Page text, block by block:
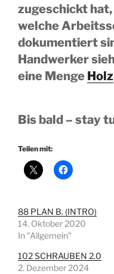
zugeschickt
welche
dokumentiert
Handwerker
eine Menge Holz
Bis bald – stay
Teilen mit:
88 PLAN B. (INTRO)
14. Oktober 2020
In "Allgemein"
102 SCHRAUBEN 2.0
2. Dezember 2024